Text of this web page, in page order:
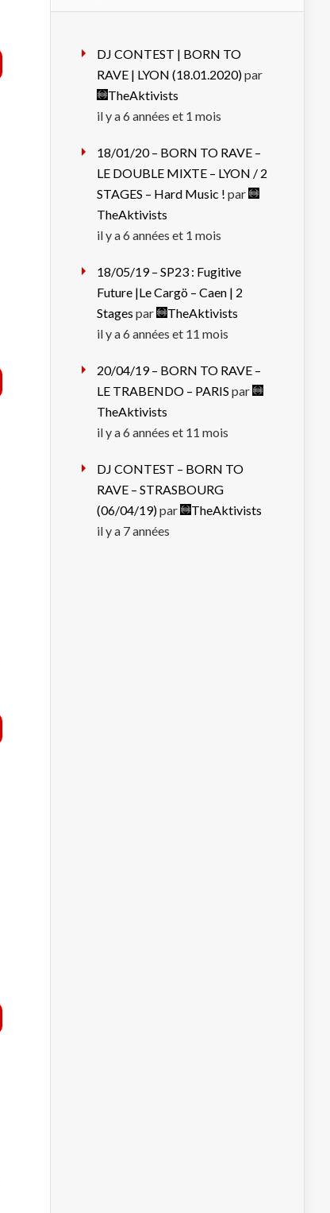
DJ CONTEST | BORN TO
RAVE | LYON (18.01.2020)par
TheAktivists
il y a 6 années et 1 mois
18/01/20 – BORN TO RAVE –
LE DOUBLE MIXTE – LYON / 2
STAGES – Hard Music ! par
TheAktivists
il y a 6 années et 1 mois
18/05/19 – SP23 : Fugitive
Future |Le Cargö – Caen | 2
Stages par
TheAktivists
il y a 6 années et 11 mois
20/04/19 – BORN TO RAVE –
LE TRABENDO – PARIS par
TheAktivists
il y a 6 années et 11 mois
DJ CONTEST – BORN TO
RAVE – STRASBOURG
(06/04/19)par
TheAktivists
il y a 7 années